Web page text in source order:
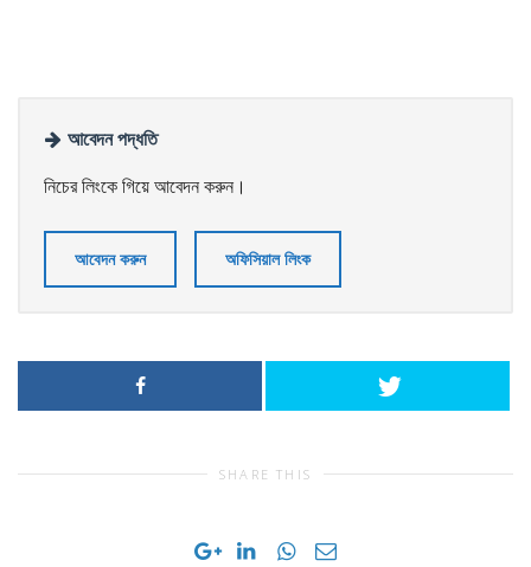
আবেদন পদ্ধতি
নিচের লিংকে গিয়ে আবেদন করুন।
আবেদন করুন অফিসিয়াল লিংক
SHARE THIS